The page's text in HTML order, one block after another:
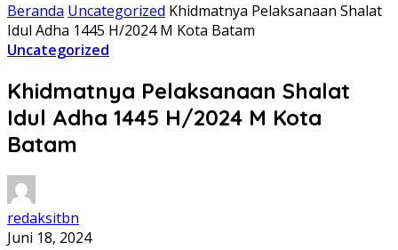
Beranda Uncategorized Khidmatnya Pelaksanaan Shalat
Idul Adha 1445 H/2024 M Kota Batam
Uncategorized
Khidmatnya Pelaksanaan Shalat
Idul Adha 1445 H/2024 M Kota
Batam
redaksitbn
Juni 18, 2024